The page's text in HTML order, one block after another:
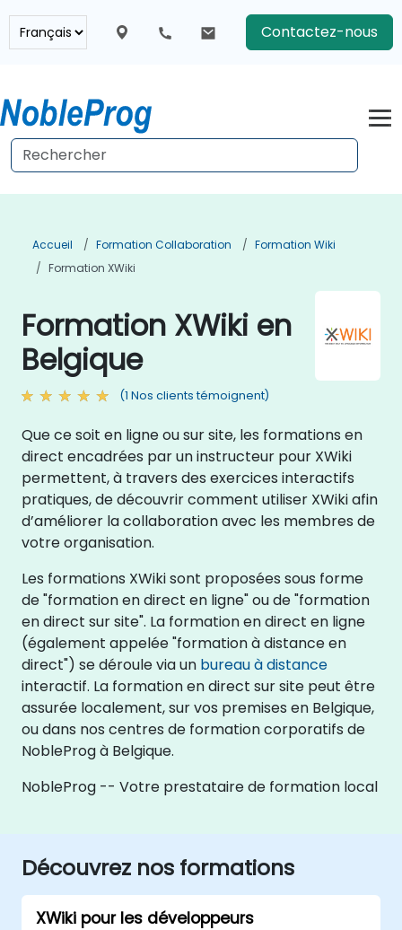
Contactez-nous
Accueil Formation Collaboration
Formation Wiki
Formation XWiki
Formation XWiki en
Belgique
(1 Nos clients témoignent)
Que ce soit en ligne ou sur site, les formations en
direct encadrées par un instructeur pour XWiki
permettent, à travers des exercices interactifs
pratiques, de découvrir comment utiliser XWiki afin
d’améliorer la collaboration avec les membres de
votre organisation.
Les formations XWiki sont proposées sous forme
de "formation en direct en ligne" ou de "formation
en direct sur site". La formation en direct en ligne
(également appelée "formation à distance en
direct") se déroule via un bureau à distance
interactif. La formation en direct sur site peut être
assurée localement, sur vos premises en Belgique,
ou dans nos centres de formation corporatifs de
NobleProg à Belgique.
NobleProg -- Votre prestataire de formation local
Découvrez nos formations
XWiki pour les développeurs